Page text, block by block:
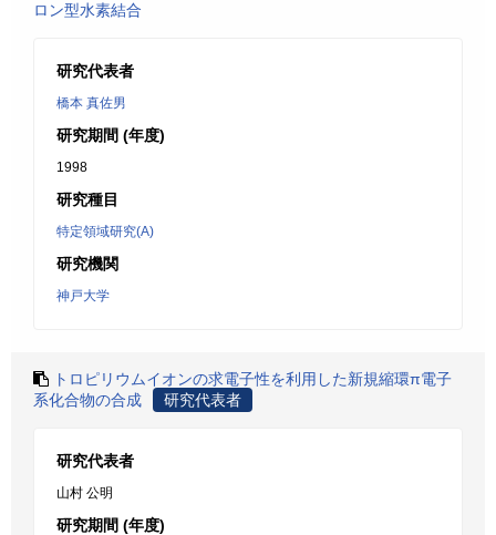
ロン型水素結合
研究代表者
橋本 真佐男
研究期間 (年度)
1998
研究種目
特定領域研究(A)
研究機関
神戸大学
トロピリウムイオンの求電子性を利用した新規縮環π電子
系化合物の合成
研究代表者
研究代表者
山村 公明
研究期間 (年度)